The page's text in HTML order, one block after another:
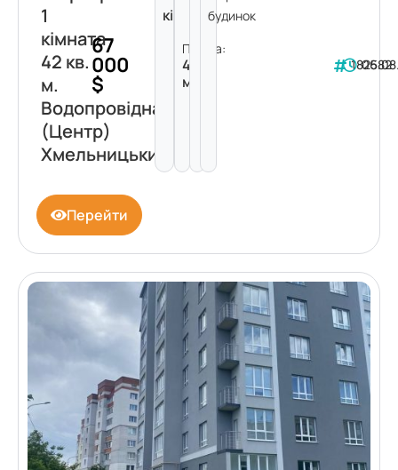
1
кімната
42 кв.
м.
Водопровідна
(Центр)
Хмельницький
67
000
$
кімната
Площа:
42
м²
будинок
182582
Перейти